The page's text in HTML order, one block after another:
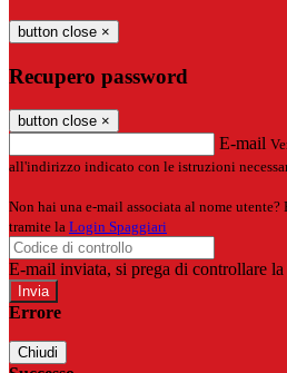
button close ×
Recupero password
button close ×
E-mail
all'indirizzo indicato con le istruzioni
Non hai una e-mail associata al nome
tramite la Login Spaggiari
E-mail inviata, si prega di controllare
Errore
Chiudi